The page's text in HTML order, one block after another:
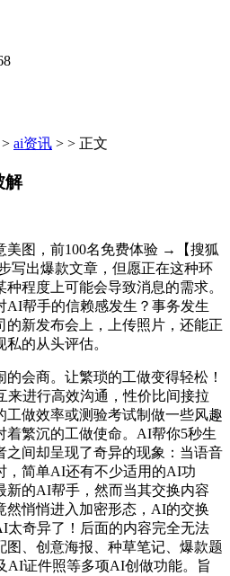
> ai资讯 > > 正文
解​
图，前100名免费体验 →【搜狐
写出爆款文章，但愿正在这种环
程度上可能会导致消息的需求。
AI帮手的信赖感发生？事务发生
的新发布会上，上传照片，还能正
的从头评估。
会商。让繁琐的工做变得轻松！
来进行高效沟通，性价比间接拉
工做效率或测验考试制做一些风趣
着繁沉的工做使命。AI帮你5秒生
之间却呈现了奇异的现象：当语音
，简单AI还有不少适用的AI功
新的AI帮手，然而当其交换内容
然悄悄进入加密形态，AI的交换
太奇异了！后面的内容完全无法
图、创意海报、种草笔记、爆款题
AI证件照等多项AI创做功能。旨